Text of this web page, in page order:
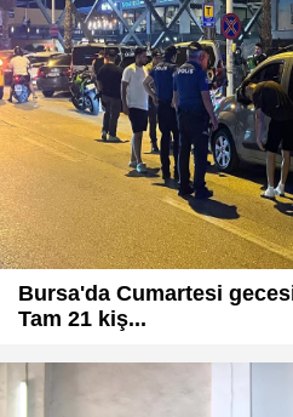
Bursa'da Cumartesi
Tam 21 kiş...